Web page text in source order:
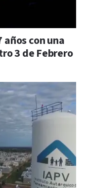
años con una
3 de Febrero